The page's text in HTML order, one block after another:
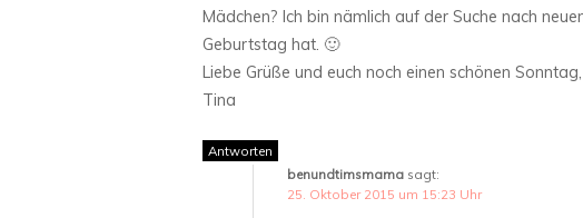
Mädchen? Ich bin nämlich auf der Suche nach
Geburtstag hat. 🙂
Liebe Grüße und euch noch einen schönen Sonntag,
Tina
Antworten
benundtimsmama sagt:
25. Oktober 2015 um 15:23 Uhr